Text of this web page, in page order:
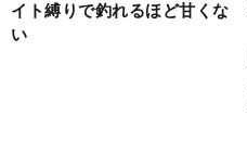
イト縛りで釣れるほど甘くな
い